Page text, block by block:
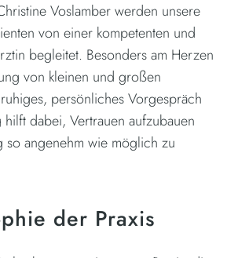
Voslamber werden unsere
von einer kompetenten und
begleitet. Besonders am Herzen
von kleinen und großen
persönliches Vorgespräch
dabei, Vertrauen aufzubauen
so angenehm wie möglich zu
der Praxis